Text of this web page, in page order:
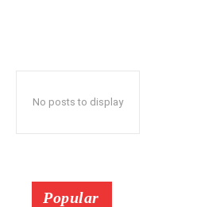
No posts to display
Popular